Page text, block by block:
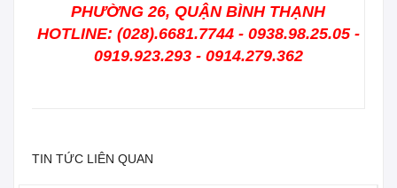
PHƯỜNG 26, QUẬN BÌNH THẠNH
HOTLINE: (028).6681.7744 - 0938.98.25.05 -
0919.923.293 - 0914.279.362
TIN TỨC LIÊN QUAN